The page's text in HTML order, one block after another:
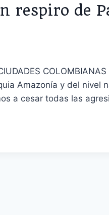
respiro de
Amazonía y del nivel
a cesar todas las